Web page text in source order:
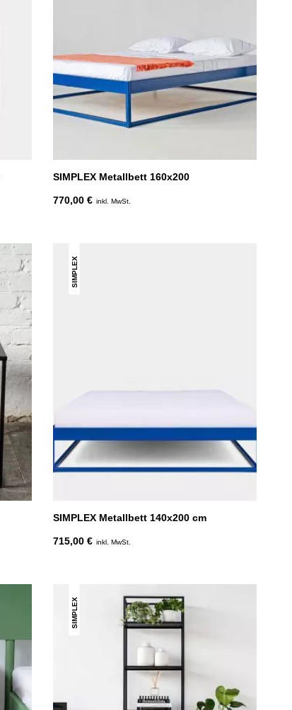
SIMPLEX Metallbett 160x200
770,00 € inkl. MwSt.
SIMPLEX
SIMPLEX Metallbett 140x200 cm
715,00 € inkl. MwSt.
SIMPLEX